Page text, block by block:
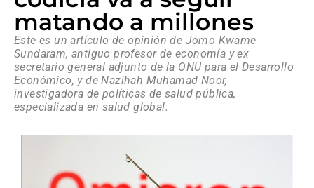
matando a millones
Este es un artículo de opinión de Jomo Kwame
Sundaram, antiguo profesor de economía y ex
secretario general adjunto de la ONU para el Desarrollo
Económico, y de Nazihah Muhamad Noor,
investigadora de políticas de salud pública,
especializada en salud global.